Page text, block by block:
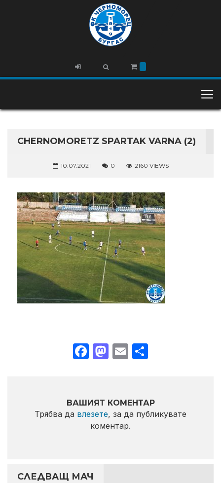
CHERNOMORETZ SPARTAK VARNA (2)
10.07.2021 0 2160 VIEWS
Facebook
Mastodon
Email
ВАШИЯТ КОМЕНТАР
Трябва да влезете, за да публикувате
коментар.
СЛЕДВАЩ МАЧ